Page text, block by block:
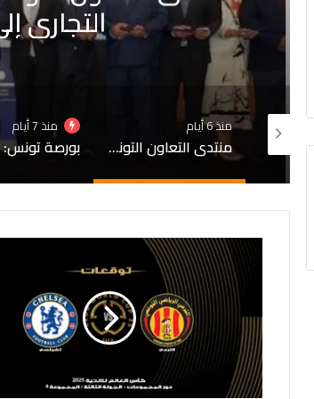
منتدى التعاون التونسي التركي بأسطنبول..من التبادل التجاري إلى الشراكة الإنتاجية…
منذ 7 أيام
بورصة تونس: مؤشر “توننداكس” ينهي تعاملات الخميس على ارتفاع بنسبة 0,37 بالمائة
منذ 1 أسبوع